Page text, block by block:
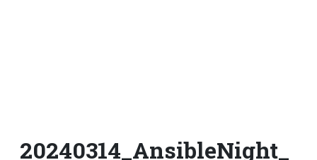
20240314_AnsibleNight_